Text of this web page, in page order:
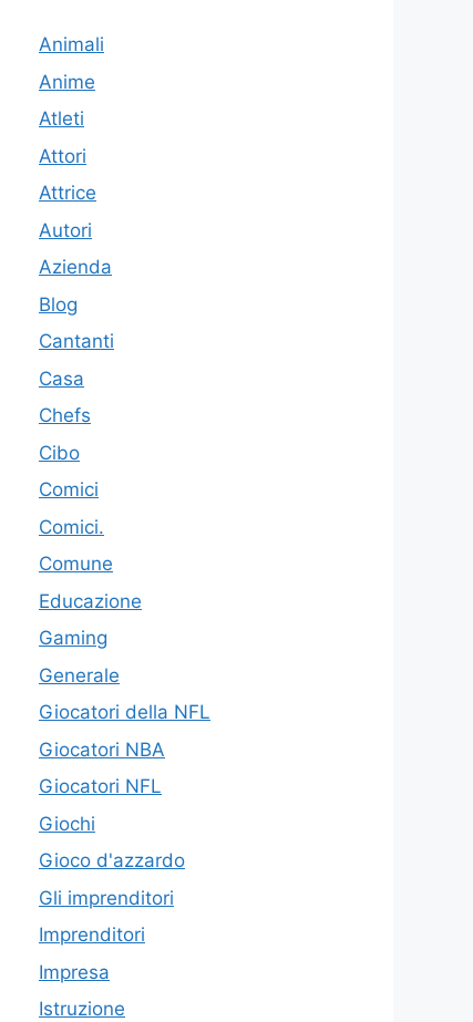
Animali
Anime
Atleti
Attori
Attrice
Autori
Azienda
Blog
Cantanti
Casa
Chefs
Cibo
Comici
Comici.
Comune
Educazione
Gaming
Generale
Giocatori della NFL
Giocatori NBA
Giocatori NFL
Giochi
Gioco d'azzardo
Gli imprenditori
Imprenditori
Impresa
Istruzione